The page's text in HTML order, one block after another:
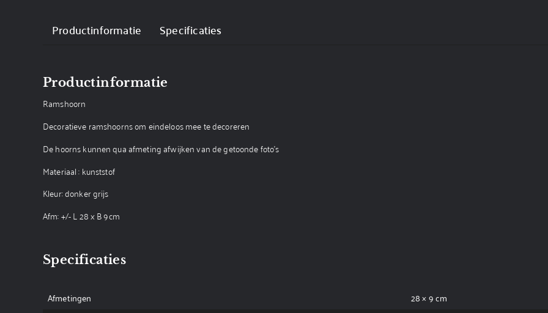
Productinformatie Specificaties
Productinformatie
Ramshoorn
Decoratieve ramshoorns om eindeloos mee te decoreren
De hoorns kunnen qua afmeting afwijken van de getoonde foto's
Materiaal : kunststof
Kleur: donker grijs
Afm: +/- L 28 x B 9cm
Specificaties
Afmetingen
28 × 9 cm